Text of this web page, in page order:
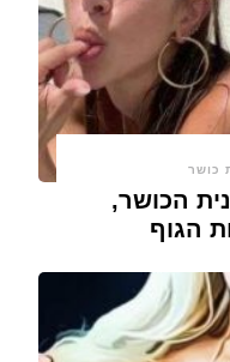
כושר
הכושר,
הגוף